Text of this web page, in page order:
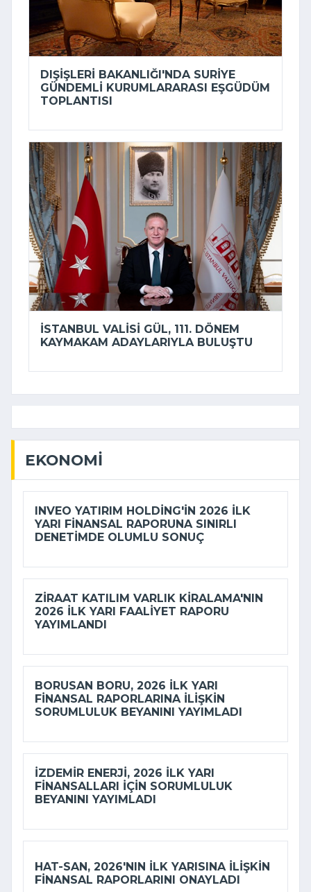
DIŞIŞLERI BAKANLIĞI'NDA SURIYE
GÜNDEMLI KURUMLARARASI EŞGÜDÜM
TOPLANTISI
İSTANBUL VALISI GÜL, 111. DÖNEM
KAYMAKAM ADAYLARIYLA BULUŞTU
EKONOMI
INVEO YATIRIM HOLDING'IN 2026 ILK
YARI FINANSAL RAPORUNA SINIRLI
DENETIMDE OLUMLU SONUÇ
ZIRAAT KATILIM VARLIK KIRALAMA'NIN
2026 ILK YARI FAALIYET RAPORU
YAYIMLANDI
BORUSAN BORU, 2026 ILK YARI
FINANSAL RAPORLARINA ILIŞKIN
SORUMLULUK BEYANINI YAYIMLADI
İZDEMİR ENERJI, 2026 ILK YARI
FINANSALLARI IÇIN SORUMLULUK
BEYANINI YAYIMLADI
HAT-SAN, 2026'NIN ILK YARISINA ILIŞKIN
FINANSAL RAPORLARINI ONAYLADI